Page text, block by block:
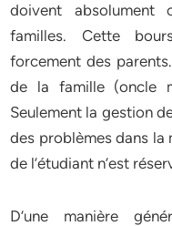
doivent absolument
familles. Cette
forcement des
de la famille (oncle
Seulement la gestion
des problèmes dans la
de l’étudiant n’est
D’une manière